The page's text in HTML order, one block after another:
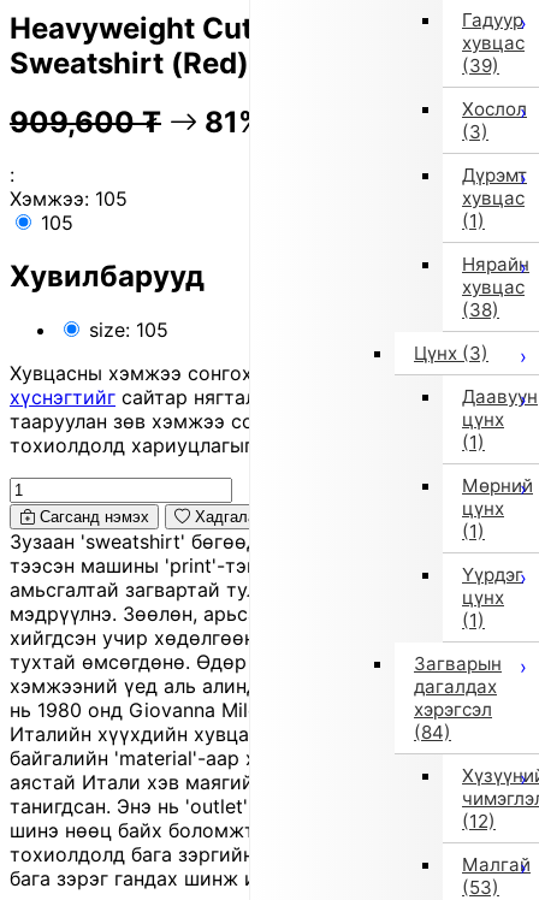
Гадуур
хувцас
(39)
Хослол
(3)
Дүрэмт
хувцас
(1)
Нярайн
хувцас
(38)
Цүнх (3)
Даавуун
цүнх
(1)
Мөрний
цүнх
(1)
Үүрдэг
цүнх
(1)
Загварын
дагалдах
хэрэгсэл
(84)
(12)
Малгай
(53)
Heavyweight Cut-and-Sew
Sweatshirt (Red)
909,600 ₮ 81% OFF 181,500 ₮
:
Хэмжээ: 105
105
Хувилбарууд
size: 105
Хувцасны хэмжээ сонгохдоо
хэмжээ сонгох
хүснэгтийг сайтар нягталж, биеийн хэмжээтэйгээ
тааруулан зөв хэмжээ сонгоно уу, хувцас таарахгүй
тохиолдолд хариуцлагыг захиалагч өөрөө хүлээнэ.
Сагсанд нэмэх Хадгалах
Зузаан 'sweatshirt' бөгөөд хөөрхөн 'Christmas tree'
тээсэн машины 'print'-тэй. Тоглоомтой, баярын уур
амьсгалтай загвартай тул улирлын өнгө аясыг
мэдрүүлнэ. Зөөлөн, арьсанд эвтэйхэн 'material'-аар
хийгдсэн учир хөдөлгөөнд саадгүй, өдөржин тав
тухтай өмсөгдөнө. Өдөр тутмын хэрэглээ болон арга
хэмжээний үед аль алинд нь тохиромжтой. 'Il Gufo'
нь 1980 онд Giovanna Miletti-ийн үүсгэн байгуулсан
Италийн хүүхдийн хувцасны 'brand' бөгөөд
байгалийн 'material'-аар хийсэн, гар урлалын өнгө
аястай Итали хэв маягийн бүтээгдэхүүнээрээ
танигдсан. Энэ нь 'outlet' бараа тул өмнөх улирлын
шинэ нөөц байх боломжтой бөгөөд зарим
тохиолдолд бага зэргийн зураас, үрчлээ, эсвэл өнгө
бага зэрэг гандах шинж илэрч болно.